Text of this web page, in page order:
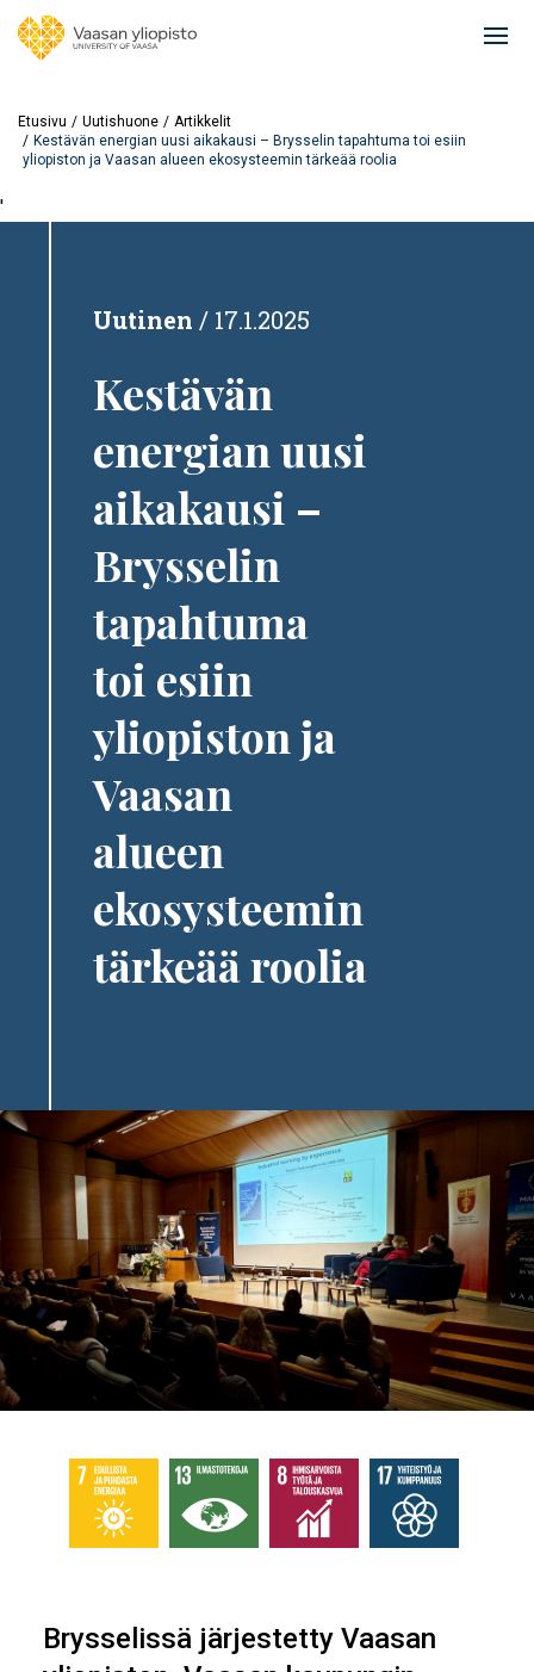
Etusivu Uutishuone
Artikkelit
Kestävän energian uusi aikakausi – Brysselin tapahtuma toi esiin
yliopiston ja Vaasan alueen ekosysteemin tärkeää roolia
'
Uutinen 17.1.2025
Kestävän
energian uusi
aikakausi –
Brysselin
tapahtuma
toi esiin
yliopiston ja
Vaasan
alueen
ekosysteemin
tärkeää roolia
Image
Brysselissä järjestetty Vaasan